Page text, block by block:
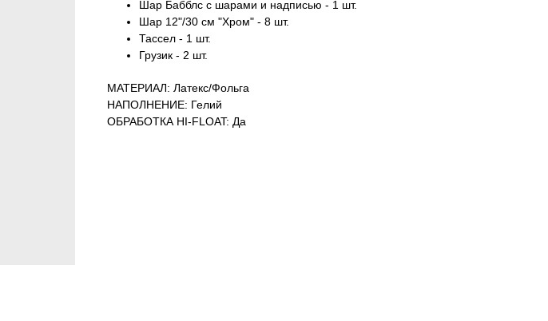
Шар Бабблс с шарами и надписью - 1 шт.
Шар 12"/30 см "Хром" - 8 шт.
Тассел - 1 шт.
Грузик - 2 шт.
МАТЕРИАЛ: Латекс/Фольга
НАПОЛНЕНИЕ: Гелий
ОБРАБОТКА HI-FLOAT: Да